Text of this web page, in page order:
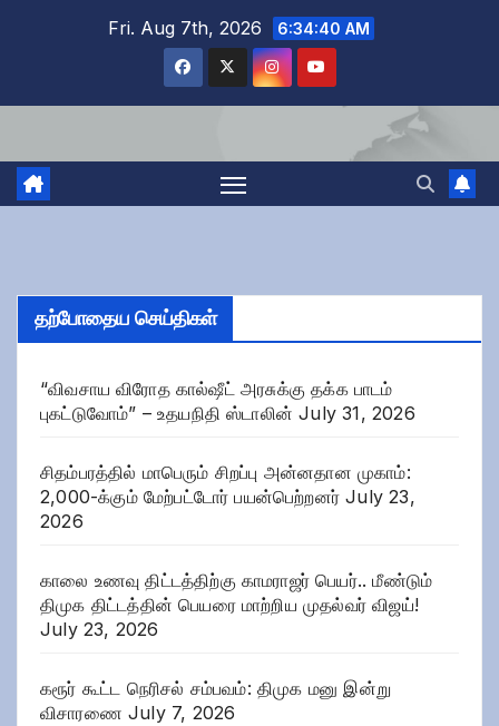
Fri. Aug 7th, 2026 6:34:41 AM
தற்போதைய செய்திகள்
“விவசாய விரோத கால்ஷீட் அரசுக்கு தக்க பாடம்
புகட்டுவோம்” – உதயநிதி ஸ்டாலின் July 31, 2026
சிதம்பரத்தில் மாபெரும் சிறப்பு அன்னதான முகாம்:
2,000-க்கும் மேற்பட்டோர் பயன்பெற்றனர் July 23,
2026
காலை உணவு திட்டத்திற்கு காமராஜர் பெயர்.. மீண்டும்
திமுக திட்டத்தின் பெயரை மாற்றிய முதல்வர் விஜய்!
July 23, 2026
கரூர் கூட்ட நெரிசல் சம்பவம்: திமுக மனு இன்று
விசாரணை July 7, 2026